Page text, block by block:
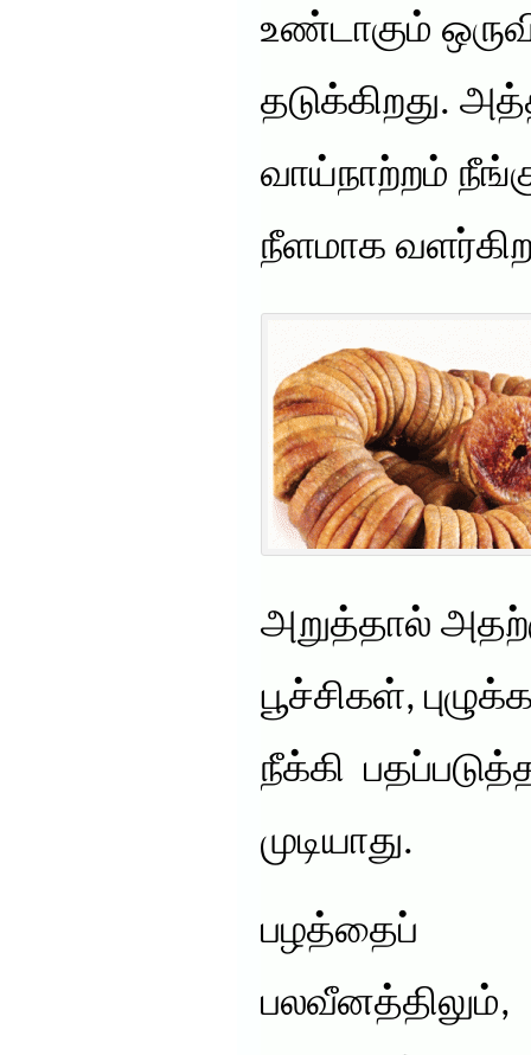
உண்டாகும்
தடுக்கிறது.
வாய்நாற்றம்
நீளமாக
அறுத்தால்
பூச்சிகள்,
நீக்கி
முடியாது.
பழத்தைப்